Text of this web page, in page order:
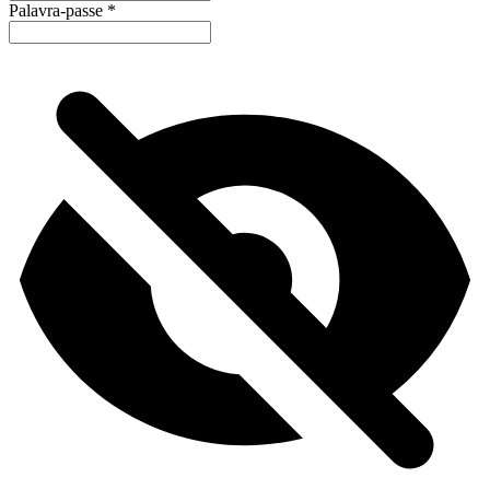
Palavra-passe *